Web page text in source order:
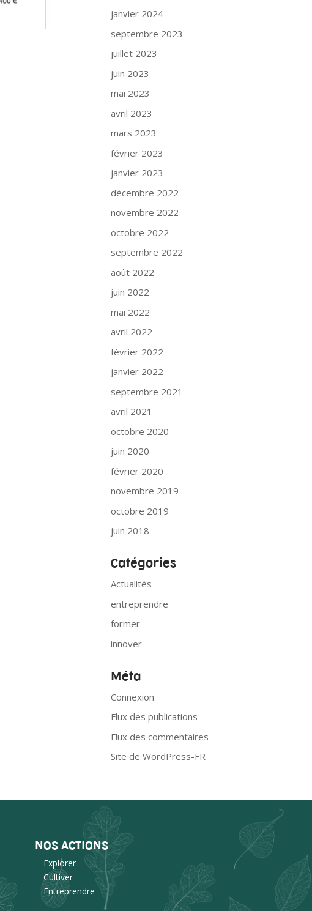
janvier 2024
septembre 2023
juillet 2023
juin 2023
mai 2023
avril 2023
mars 2023
février 2023
janvier 2023
décembre 2022
novembre 2022
octobre 2022
septembre 2022
août 2022
juin 2022
mai 2022
avril 2022
février 2022
janvier 2022
septembre 2021
avril 2021
octobre 2020
juin 2020
février 2020
novembre 2019
octobre 2019
juin 2018
Catégories
Actualités
entreprendre
former
innover
Méta
Connexion
Flux des publications
Flux des commentaires
Site de WordPress-FR
NOS ACTIONS
Explorer
Cultiver
Entreprendre